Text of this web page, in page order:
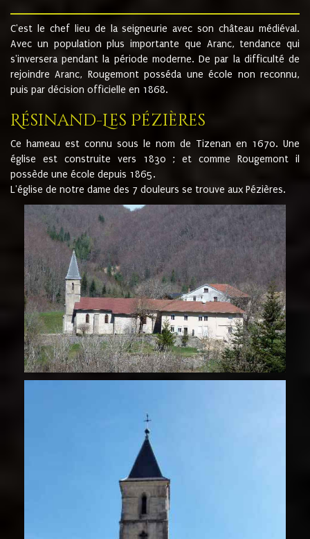
C'est le chef lieu de la seigneurie avec son château médiéval.
Avec un population plus importante que Aranc, tendance qui
s'inversera pendant la période moderne. De par la difficulté de
rejoindre Aranc, Rougemont posséda une école non reconnu,
puis par décision officielle en 1868.
Résinand-Les Pézières
Ce hameau est connu sous le nom de Tizenan en 1670. Une
église est construite vers 1830 ; et comme Rougemont il
possède une école depuis 1865.
L'église de notre dame des 7 douleurs se trouve aux Pézières.